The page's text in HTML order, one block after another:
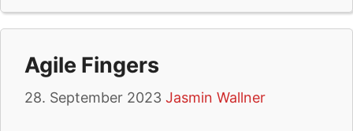
Agile Fingers
28. September 2023 Jasmin Wallner